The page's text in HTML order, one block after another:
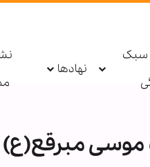
سبک
نهادها
موسی مبرقع(ع)